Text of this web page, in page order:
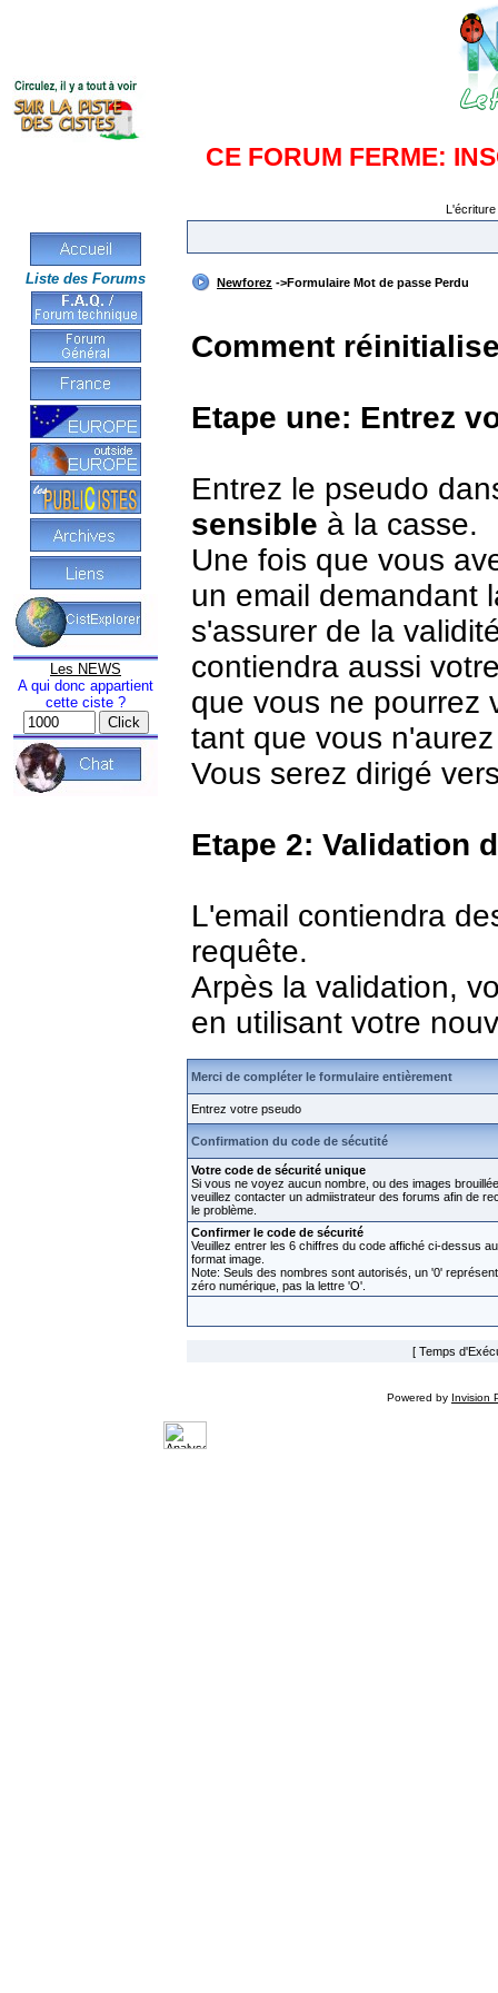
CE FORUM FERME:
Liste des Forums
Les NEWS
A qui donc appartient
cette ciste ?
Newforez ->Formulaire Mot de passe Perdu
Comment
Etape une: Entrez
Entrez le pseudo
sensible à la casse.
Une fois que vous
un email demandant
s'assurer de la
contiendra aussi
que vous ne pourrez
tant que vous
Vous serez dirigé
Etape 2: Validation
L'email contiendra
requête.
Arpès la validation,
en utilisant votre
Merci de compléter le formulaire entièrement
Entrez votre pseudo
Confirmation du code de sécutité
Votre code de sécurité unique
Si vous ne voyez aucun nombre, ou des images
veuillez contacter un admiistrateur des forums afin de
le problème.
Confirmer le code de sécurité
Veuillez entrer les 6 chiffres du code affiché ci-dessus au
format image.
Note: Seuls des nombres sont autorisés, un '0'
zéro numérique, pas la lettre 'O'.
[ Temps
Powered by Invision